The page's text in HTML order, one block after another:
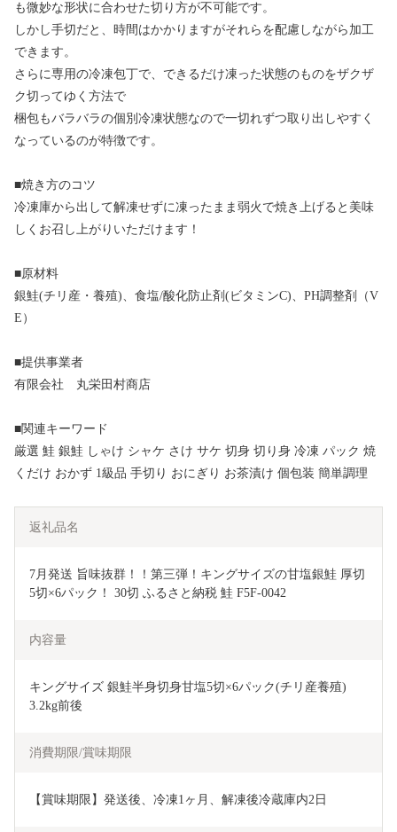
も微妙な形状に合わせた切り方が不可能です。
しかし手切だと、時間はかかりますがそれらを配慮しながら加工
できます。
さらに専用の冷凍包丁で、できるだけ凍った状態のものをザクザ
ク切ってゆく方法で
梱包もバラバラの個別冷凍状態なので一切れずつ取り出しやすく
なっているのが特徴です。
■焼き方のコツ
冷凍庫から出して解凍せずに凍ったまま弱火で焼き上げると美味
しくお召し上がりいただけます！
■原材料
銀鮭(チリ産・養殖)、食塩/酸化防止剤(ビタミンC)、PH調整剤（V
E）
■提供事業者
有限会社 丸栄田村商店
■関連キーワード
厳選 鮭 銀鮭 しゃけ シャケ さけ サケ 切身 切り身 冷凍 パック 焼
くだけ おかず 1級品 手切り おにぎり お茶漬け 個包装 簡単調理
返礼品名
7月発送 旨味抜群！！第三弾！キングサイズの甘塩銀鮭 厚切
5切×6パック！ 30切 ふるさと納税 鮭 F5F-0042
内容量
キングサイズ 銀鮭半身切身甘塩5切×6パック(チリ産養殖)
3.2kg前後
消費期限/賞味期限
【賞味期限】発送後、冷凍1ヶ月、解凍後冷蔵庫内2日